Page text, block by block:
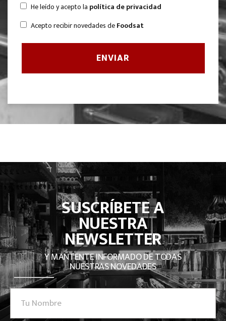
He leído y acepto la política de privacidad
Acepto recibir novedades deFoodsat
SUSCRÍBETE A
NUESTRA
NEWSLETTER
Y MANTENTE INFORMADO DE TODAS
NUESTRAS NOVEDADES